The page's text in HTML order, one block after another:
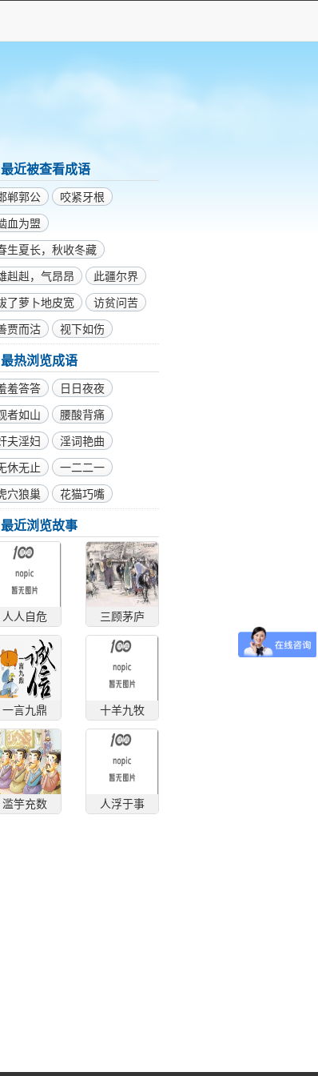
最近被查看成语
郸郭公
咬紧牙根
血为盟
生夏长，秋收冬藏
赳赳，气昂昂
此疆尔界
了萝卜地皮宽
访贫问苦
贾而沽
视下如伤
最热浏览成语
羞答答
日日夜夜
者如山
腰酸背痛
夫淫妇
淫词艳曲
休无止
一二二一
穴狼巢
花猫巧嘴
最近浏览故事
人人自危 三顾茅庐
一言九鼎 十羊九牧
滥竽充数 人浮于事